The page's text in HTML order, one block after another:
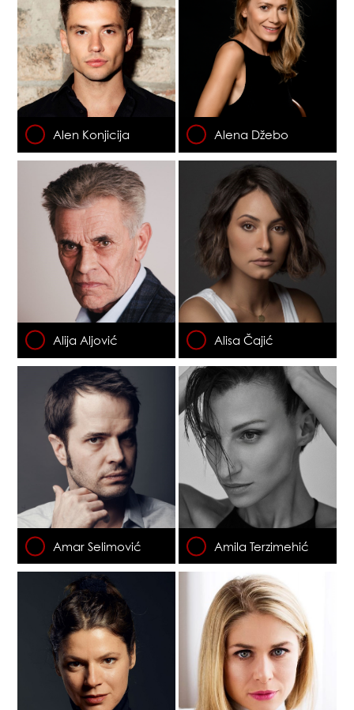
Alen Konjicija Alena Džebo
Alija Aljović Alisa Čajić
Amar Selimović Amila Terzimehić